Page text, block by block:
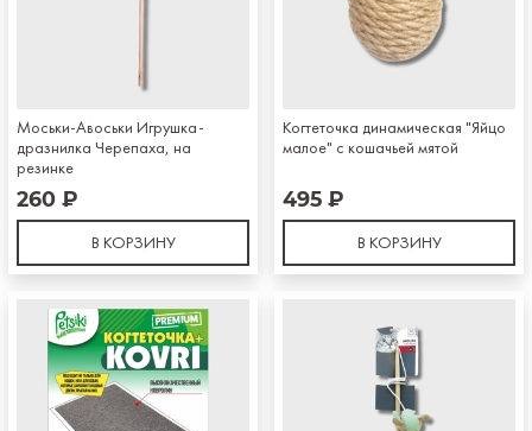
Моськи-Авоськи Игрушка-
дразнилка Черепаха, на
резинке
260 ₽
В КОРЗИНУ
Когтеточка динамическая "Яйцо
малое" с кошачьей мятой
495 ₽
В КОРЗИНУ